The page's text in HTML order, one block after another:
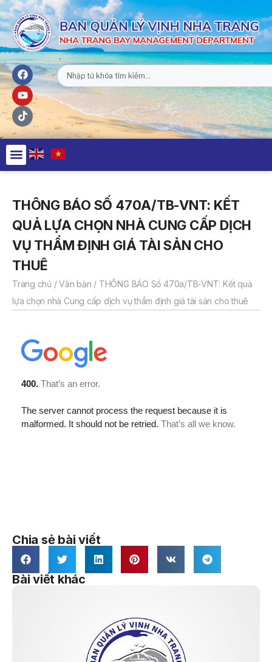
THÔNG BÁO SỐ 470A/TB-VNT: KẾT
QUẢ LỰA CHỌN NHÀ CUNG CẤP DỊCH
VỤ THẨM ĐỊNH GIÁ TÀI SẢN CHO
THUÊ
Trang chủ /Văn bản / THÔNG BÁO Số 470a/TB-VNT: Kết quả
lựa chọn nhà Cung cấp dịch vụ thẩm định giá tài sản cho thuê
Chia sẻ bài viết
Bài viết khác